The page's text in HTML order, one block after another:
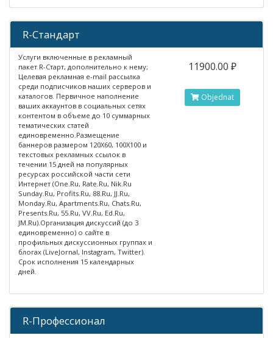
R-Стандарт
Услуги включенные в рекламный
пакет R-Старт, дополнительно к нему;
Целевая рекламная e-mail рассылка
среди подписчиков наших серверов и
каталогов. Первичное наполнение
ваших аккаунтов в социальных сетях
контентом в объеме до 10 суммарных
тематических статей
единовременно.Размещение
баннеров размером 120X60, 100X100 и
текстовых рекламных ссылок в
течении 15 дней на популярных
ресурсах российской части сети
Интернет (One.Ru, Rate.Ru, Nik.Ru
Sunday.Ru, Profits.Ru, 88.Ru, JJ.Ru,
Monday.Ru, Apartments.Ru, Chats.Ru,
Presents.Ru, 55.Ru, VV.Ru, Ed.Ru,
JM.Ru).Организация дискуссий (до 3
единовременно) о сайте в
профильных дискуссионных группах и
блогах (LiveJornal, Instagram, Twitter).
Срок исполнения 15 календарных
дней.
11900.00 ₽
Objednat
R-Профессионал